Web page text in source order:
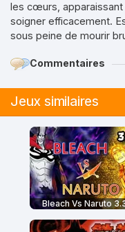
les cœurs,
soigner efficacement.
sous peine de mourir
Commentaires
Jeux similaires
Bleach Vs Naruto